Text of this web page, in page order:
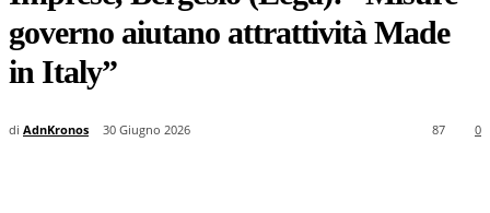
governo aiutano attrattività Made
in Italy”
di AdnKronos 30 Giugno 2026 0
87